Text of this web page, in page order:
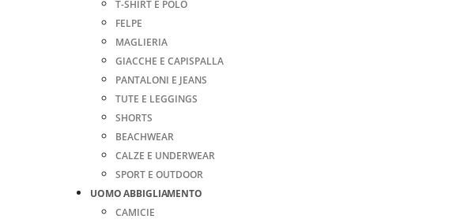
T-SHIRT E POLO
FELPE
MAGLIERIA
GIACCHE E CAPISPALLA
PANTALONI E JEANS
TUTE E LEGGINGS
SHORTS
BEACHWEAR
CALZE E UNDERWEAR
SPORT E OUTDOOR
UOMO ABBIGLIAMENTO
CAMICIE